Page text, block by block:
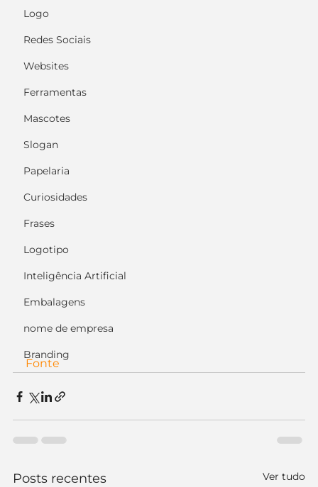
Logo
Redes Sociais
Websites
Ferramentas
Mascotes
Slogan
Papelaria
Curiosidades
Frases
Logotipo
Inteligência Artificial
Embalagens
nome de empresa
Branding
Fonte
Posts recentes Ver tudo